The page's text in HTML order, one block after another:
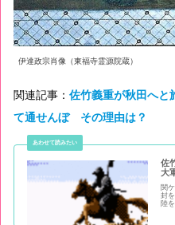
伊達政宗肖像（東福寺霊源院蔵）
関連記事： 佐竹義重が秋田へと
て通せんぼ その理由は？
佐
大
関
封
陸
か